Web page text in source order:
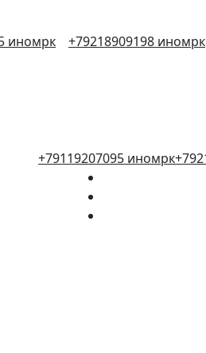
иномрк +79218909198 иномрк
+79119207095 иномрк